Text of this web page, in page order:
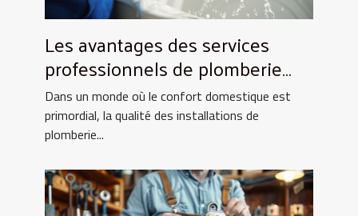
Les avantages des services
professionnels de plomberie
pour votre foyer
Dans un monde où le confort domestique est
primordial, la qualité des installations de
plomberie...